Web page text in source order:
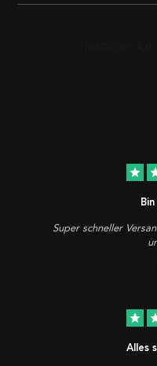
star
Super schneller
star
Alles